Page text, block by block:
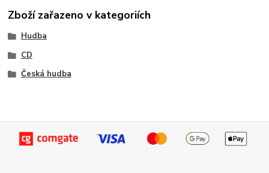
Zboží zařazeno v kategoriích
Hudba
CD
Česká hudba